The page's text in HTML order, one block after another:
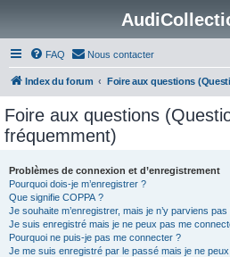
FAQ Nous contacter
Index du forum Foire aux questions
Foire aux questions
fréquemment)
Problèmes de connexion et d’enregistrement
Pourquoi dois-je m’enregistrer ?
Que signifie COPPA ?
Je souhaite m’enregistrer, mais je n’y parviens pas
Je suis enregistré mais je ne peux pas me
Pourquoi ne puis-je pas me connecter ?
Je me suis enregistré par le passé mais je ne